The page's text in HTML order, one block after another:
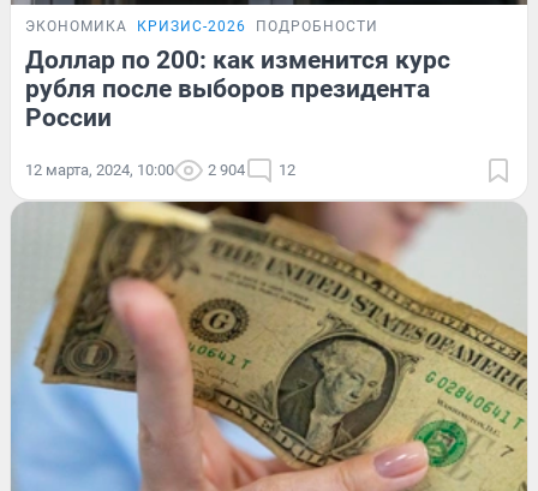
ЭКОНОМИКА КРИЗИС-2026 ПОДРОБНОСТИ
Доллар по 200: как изменится курс
рубля после выборов президента
России
12 марта, 2024, 10:00 2 904 12